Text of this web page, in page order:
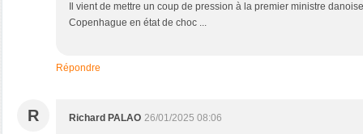
Il vient de mettre un coup de pression à la premier ministre
Copenhague en état de choc ...
Répondre
R Richard PALAO 26/01/2025 08:06